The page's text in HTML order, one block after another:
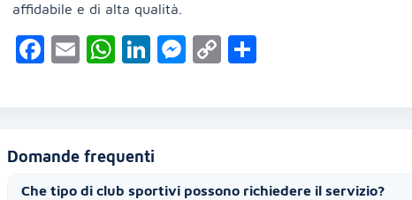
affidabile e di alta qualità.
Facebook
EmailWhatsApp
LinkedIn
Messenger
Copy
Domande frequenti
Che tipo di club sportivi possono richiedere il servizio?